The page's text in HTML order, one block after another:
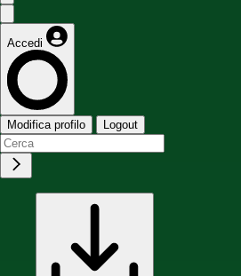
Accedi
Modifica profilo Logout